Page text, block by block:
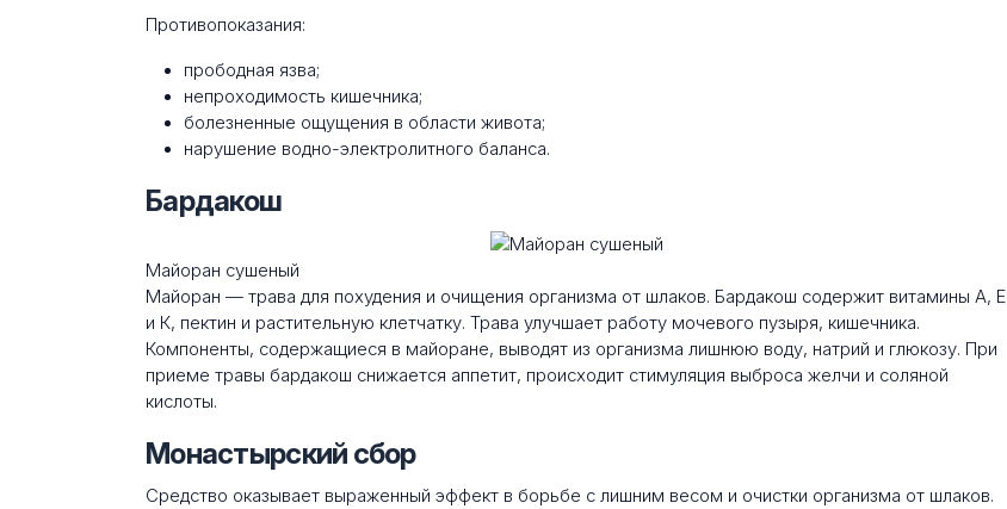
Противопоказания:
прободная язва;
непроходимость кишечника;
болезненные ощущения в области живота;
нарушение водно-электролитного баланса.
Бардакош
Майоран сушеный
Майоран — трава для похудения и очищения организма от шлаков. Бардакош содержит витамины А, Е
и К, пектин и растительную клетчатку. Трава улучшает работу мочевого пузыря, кишечника.
Компоненты, содержащиеся в майоране, выводят из организма лишнюю воду, натрий и глюкозу. При
приеме травы бардакош снижается аппетит, происходит стимуляция выброса желчи и соляной
кислоты.
Монастырский сбор
Средство оказывает выраженный эффект в борьбе с лишним весом и очистки организма от шлаков.